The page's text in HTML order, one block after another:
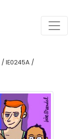
/ IE0245A /